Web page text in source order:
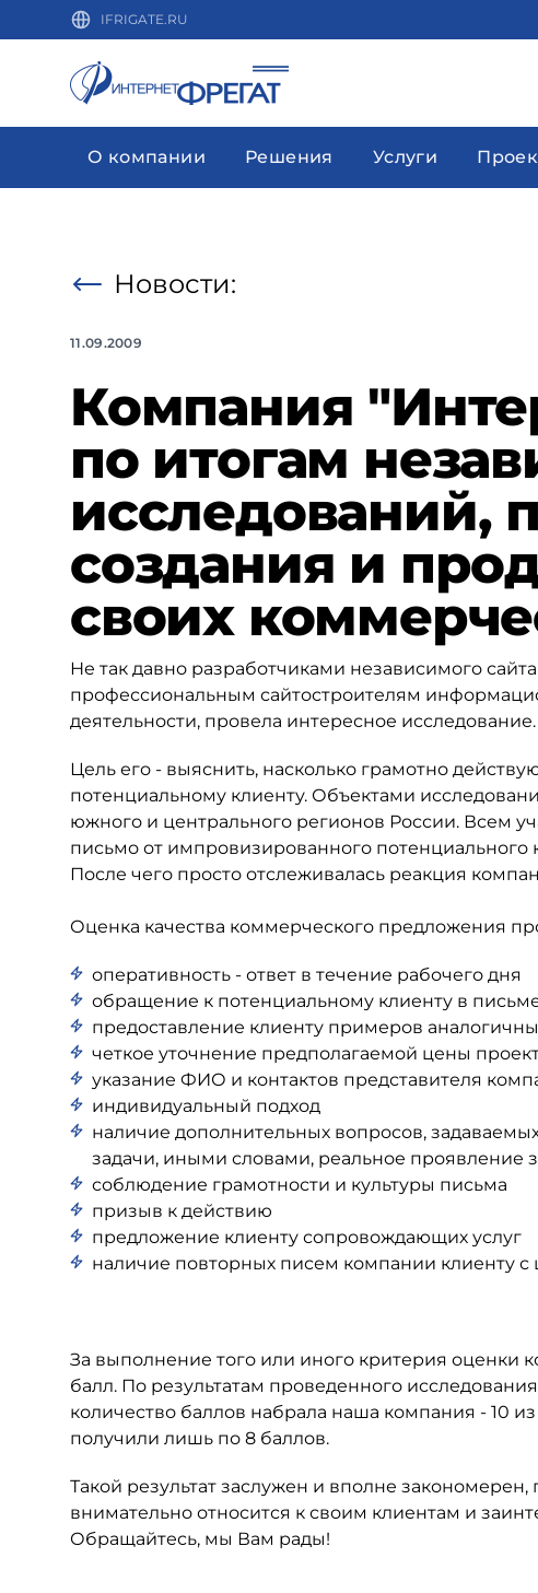
IFRIGATE.RU
О компании Решения Услуги
Новости:
11.09.2009
Компания
по итогам
исследований,
создания и
своих
Не так давно разработчиками независимого сайта
профессиональным сайтостроителям
деятельности, провела интересное исследование.
Цель его - выяснить, насколько грамотно
потенциальному клиенту. Объектами
южного и центрального регионов России. Всем
письмо от импровизированного потенциального
После чего просто отслеживалась реакция
Оценка качества коммерческого предложения
оперативность - ответ в течение рабочего дня
обращение к потенциальному клиенту в
предоставление клиенту примеров
четкое уточнение предполагаемой цены
указание ФИО и контактов представителя
индивидуальный подход
наличие дополнительных вопросов,
задачи, иными словами, реальное проявление
соблюдение грамотности и культуры письма
призыв к действию
предложение клиенту сопровождающих услуг
наличие повторных писем компании клиенту
За выполнение того или иного критерия оценки
балл. По результатам проведенного
количество баллов набрала наша компания - 10
получили лишь по 8 баллов.
Такой результат заслужен и вполне
внимательно относится к своим клиентам и
Обращайтесь, мы Вам рады!